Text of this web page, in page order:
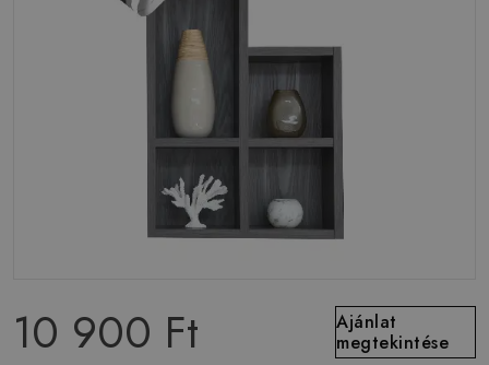
10 900 Ft
Ajánlat
megtekintése